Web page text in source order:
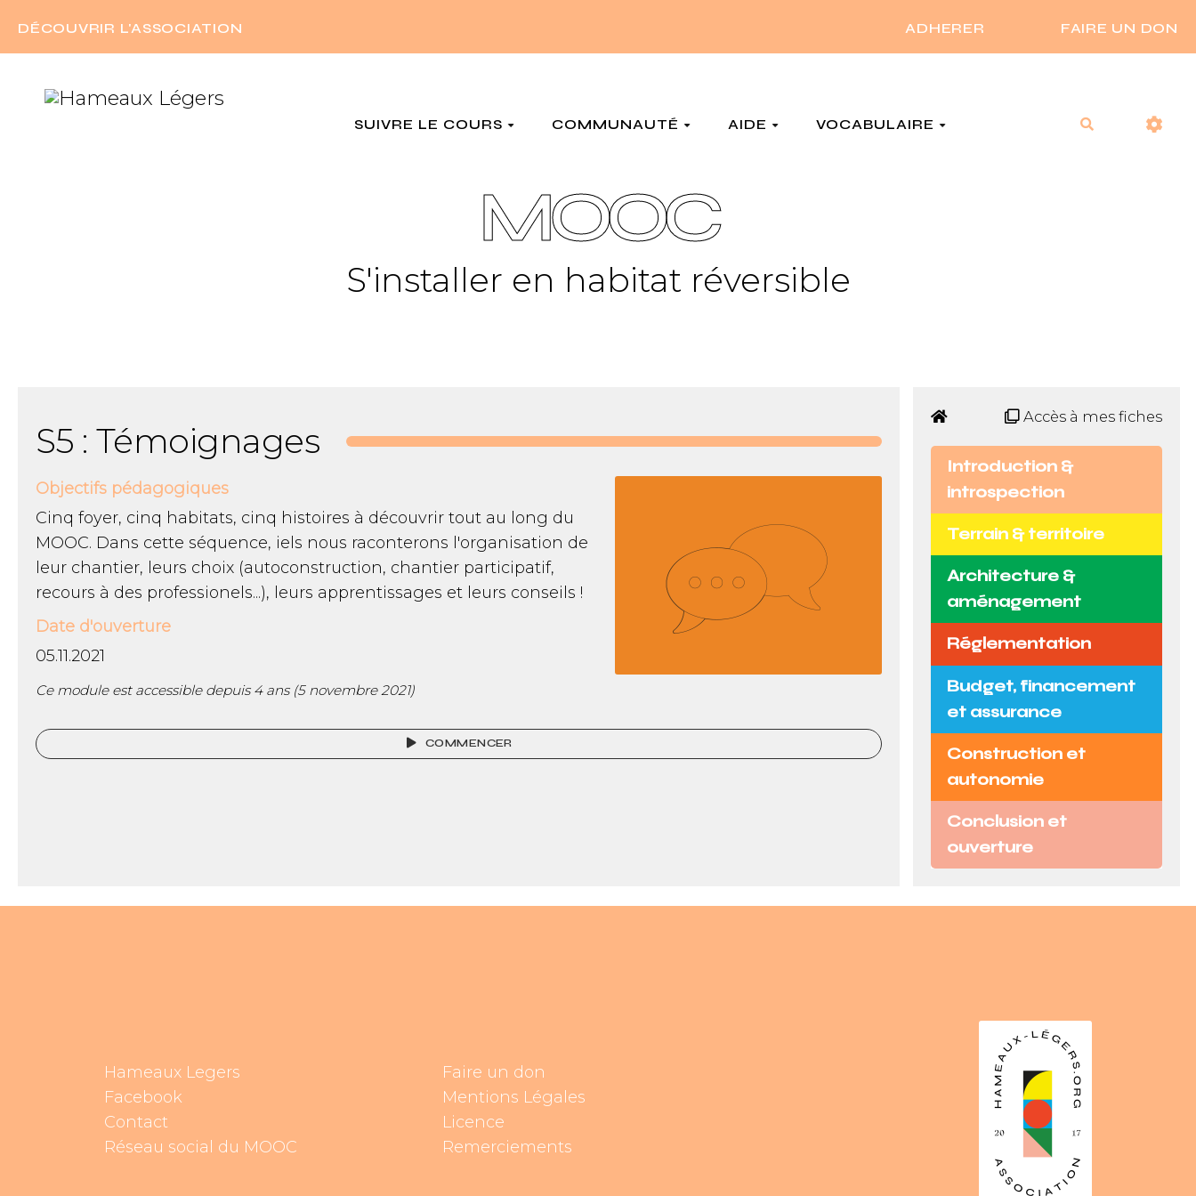
DÉCOUVRIR L'ASSOCIATION ADHERER FAIRE UN DON
SUIVRE LE COURS COMMUNAUTÉ AIDE VOCABULAIRE Rechercher
MOOC
S'installer en habitat réversible
Accès à mes fiches
S5 : Témoignages
Objectifs pédagogiques
Cinq foyer, cinq habitats, cinq histoires à découvrir tout au long du
MOOC. Dans cette séquence, iels nous raconterons l'organisation de
leur chantier, leurs choix (autoconstruction, chantier participatif,
recours à des professionels...), leurs apprentissages et leurs conseils !
Date d'ouverture
05.11.2021
Ce module est accessible depuis 4 ans (5 novembre 2021)
COMMENCER
Hameaux Legers
Facebook
Contact
Réseau social du MOOC
Faire un don
Mentions Légales
Licence
Remerciements